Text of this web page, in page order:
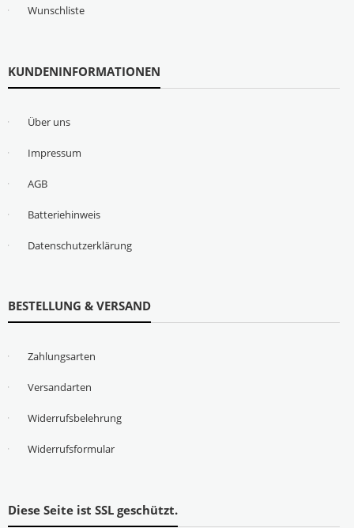
Wunschliste
KUNDENINFORMATIONEN
Über uns
Impressum
AGB
Batteriehinweis
Datenschutzerklärung
BESTELLUNG & VERSAND
Zahlungsarten
Versandarten
Widerrufsbelehrung
Widerrufsformular
Diese Seite ist SSL geschützt.